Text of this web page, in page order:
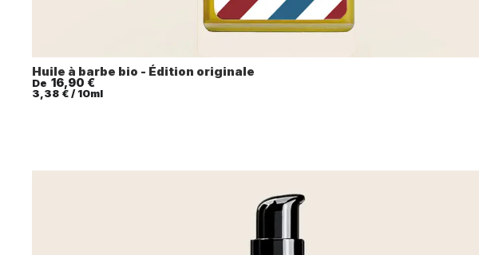
Huile à barbe bio - Édition originale
De 16,90 €
Prix unitaire
3,38 €/10ml